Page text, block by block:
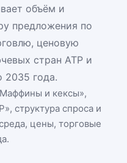
объём и
предложения по
ценовую
стран АТР и
2035 года.
Маффины и кексы»,
, структура спроса и
цены, торговые